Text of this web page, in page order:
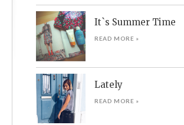
It`s Summer Time
READ MORE »
Lately
READ MORE »